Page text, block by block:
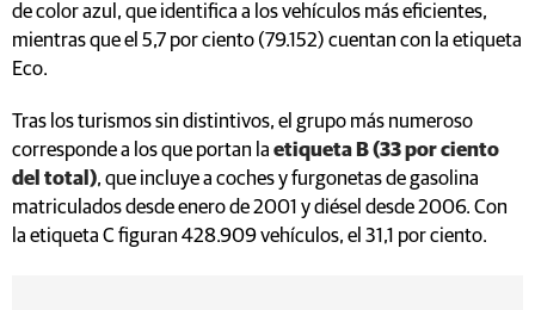
de color azul, que identifica a los vehículos más eficientes,
mientras que el 5,7 por ciento (79.152) cuentan con la etiqueta
Eco.
Tras los turismos sin distintivos, el grupo más numeroso
corresponde a los que portan la etiqueta B (33 por ciento
del total), que incluye a coches y furgonetas de gasolina
matriculados desde enero de 2001 y diésel desde 2006. Con
la etiqueta C figuran 428.909 vehículos, el 31,1 por ciento.